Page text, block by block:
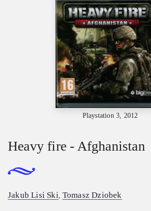
Playstation 3, 2012
Heavy fire - Afghanistan
Jakub Lisi Ski Tomasz Dziobek